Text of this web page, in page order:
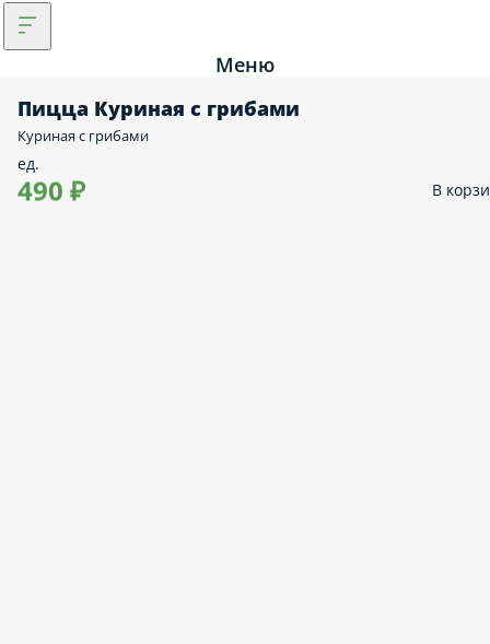
Меню
Пицца Куриная с грибами
Куриная с грибами
ед.
490 ₽ В